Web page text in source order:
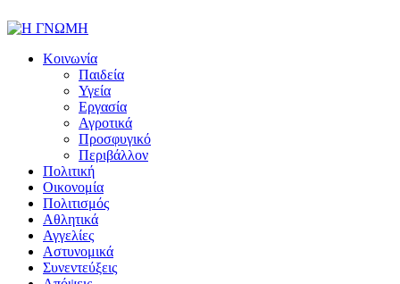
Κοινωνία
Παιδεία
Υγεία
Εργασία
Αγροτικά
Προσφυγικό
Περιβάλλον
Πολιτική
Οικονομία
Πολιτισμός
Αθλητικά
Αγγελίες
Αστυνομικά
Συνεντεύξεις